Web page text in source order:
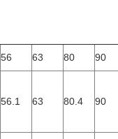
56 63 80 90
56.1 63 80.4 90